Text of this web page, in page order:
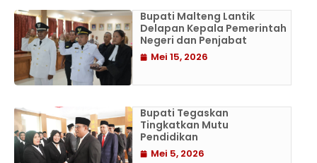
Bupati Malteng Lantik
Delapan Kepala Pemerintah
Negeri dan Penjabat
Mei 15, 2026
Bupati Tegaskan
Tingkatkan Mutu
Pendidikan
Mei 5, 2026